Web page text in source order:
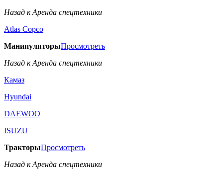
Назад к Аренда спецтехники
Аtlas Copco
МанипуляторыПросмотреть
Назад к Аренда спецтехники
Камаз
Hyundai
DAEWOO
ISUZU
ТракторыПросмотреть
Назад к Аренда спецтехники